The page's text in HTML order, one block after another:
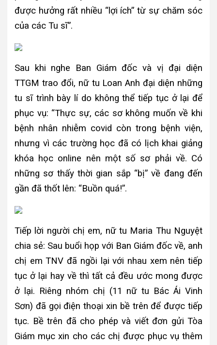
được hưởng rất nhiều “lợi ích” từ sự chăm sóc
của các Tu sĩ”.
Sau khi nghe Ban Giám đốc và vị đại diện
TTGM trao đổi, nữ tu Loan Anh đại diện những
tu sĩ trình bày lí do không thể tiếp tục ở lại để
phục vụ: “Thực sự, các sơ không muốn về khi
bệnh nhân nhiễm covid còn trong bệnh viện,
nhưng vì các trường học đã có lịch khai giảng
khóa học online nên một số sơ phải về. Có
những sơ thấy thời gian sắp “bị” về đang đến
gần đã thốt lên: “Buồn quá!”.
Tiếp lời người chị em, nữ tu Maria Thu Nguyệt
chia sẻ: Sau buổi họp với Ban Giám đốc về, anh
chị em TNV đã ngồi lại với nhau xem nên tiếp
tục ở lại hay về thì tất cả đều ước mong được
ở lại. Riêng nhóm chị (11 nữ tu Bác Ái Vinh
Sơn) đã gọi điện thoại xin bề trên để được tiếp
tục. Bề trên đã cho phép và viết đơn gửi Tòa
Giám mục xin cho các chị được phục vụ thêm